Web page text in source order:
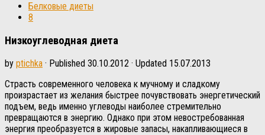
Белковые диеты
8
Низкоуглеводная диета
by ptichka · Published 30.10.2012 · Updated 15.07.2013
Страсть современного человека к мучному и сладкому
произрастает из желания быстрее почувствовать энергетический
подъем, ведь именно углеводы наиболее стремительно
превращаются в энергию. Однако при этом невостребованная
энергия преобразуется в жировые запасы, накапливающиеся в